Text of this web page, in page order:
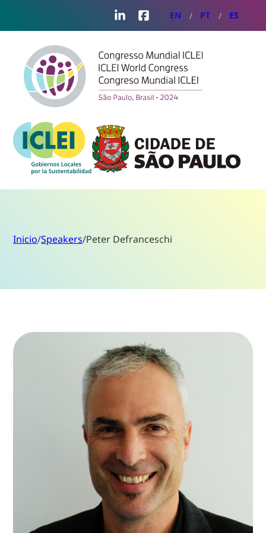
LinkedInFacebook
EN PT ES
Inicio/Speakers/Peter Defranceschi